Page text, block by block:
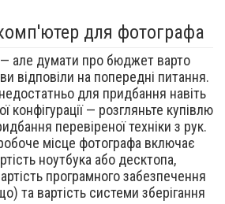
для фотографа
але думати про бюджет варто
відповіли на попередні питання.
для придбання навіть
конфігурації — розгляньте купівлю
перевіреної техніки з рук.
місце фотографа включає
ноутбука або десктопа,
програмного забезпечення
та вартість системи зберігання